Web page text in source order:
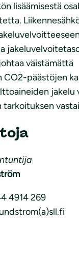
lisäämisestä
väistämättä
päästöjen
jakelu
tarkoituksen
4914 269